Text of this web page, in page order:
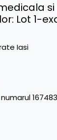
Lot 1-
Iasi